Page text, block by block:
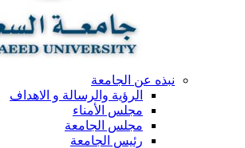
نبذه عن الجامعة
الرؤية والرسالة و الاهداف
مجلس الأمناء
مجلس الجامعة
رئيس الجامعة